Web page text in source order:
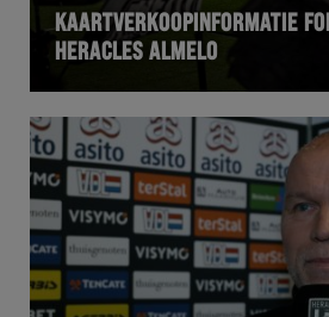
KAARTVERKOOPINFORMATIE
HERACLES ALMELO